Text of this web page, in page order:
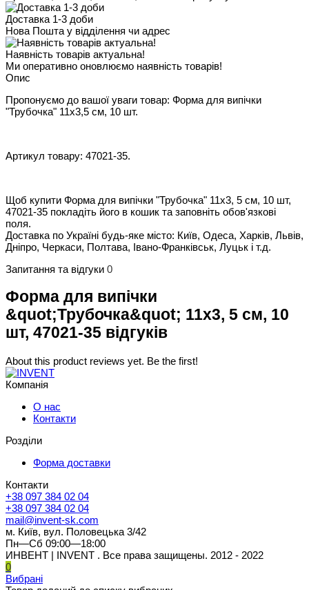
Доставка 1-3 доби
Нова Пошта у відділення чи адрес
Наявність товарів актуальна!
Ми оперативно оновлюємо наявність товарів!
Опис
Пропонуємо до вашої уваги товар: Форма для випічки
"Трубочка" 11x3,5 см, 10 шт.
Артикул товару: 47021-35.
Щоб купити Форма для випічки "Трубочка" 11x3, 5 см, 10 шт,
47021-35 покладіть його в кошик та заповніть обов'язкові
поля.
Доставка по Україні будь-яке місто: Київ, Одеса, Харків, Львів,
Дніпро, Черкаси, Полтава, Івано-Франківськ, Луцьк і т.д.
Запитання та відгуки 0
Форма для випічки
&quot;Трубочка&quot; 11x3, 5 см, 10
шт, 47021-35 відгуків
About this product reviews yet. Be the first!
Компанія
О нас
Контакти
Розділи
Форма доставки
Контакти
+38 097 384 02 04
+38 097 384 02 04
mail@invent-sk.com
м. Київ, вул. Половецька 3/42
Пн—Сб 09:00—18:00
ИНВЕНТ | INVENT . Все права защищены. 2012 - 2022
0
Вибрані